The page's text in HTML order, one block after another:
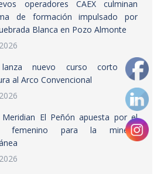
operadores CAEX culminan
de formación impulsado por
Blanca en Pozo Almonte
lanza nuevo curso corto de
al Arco Convencional
Meridian El Peñón apuesta por el
femenino para la minería